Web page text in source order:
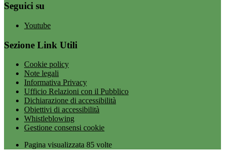
Seguici su
Youtube
Sezione Link Utili
Cookie policy
Note legali
Informativa Privacy
Ufficio Relazioni con il Pubblico
Dichiarazione di accessibilità
Obiettivi di accessibilità
Whistleblowing
Gestione consensi cookie
Pagina visualizzata 85 volte